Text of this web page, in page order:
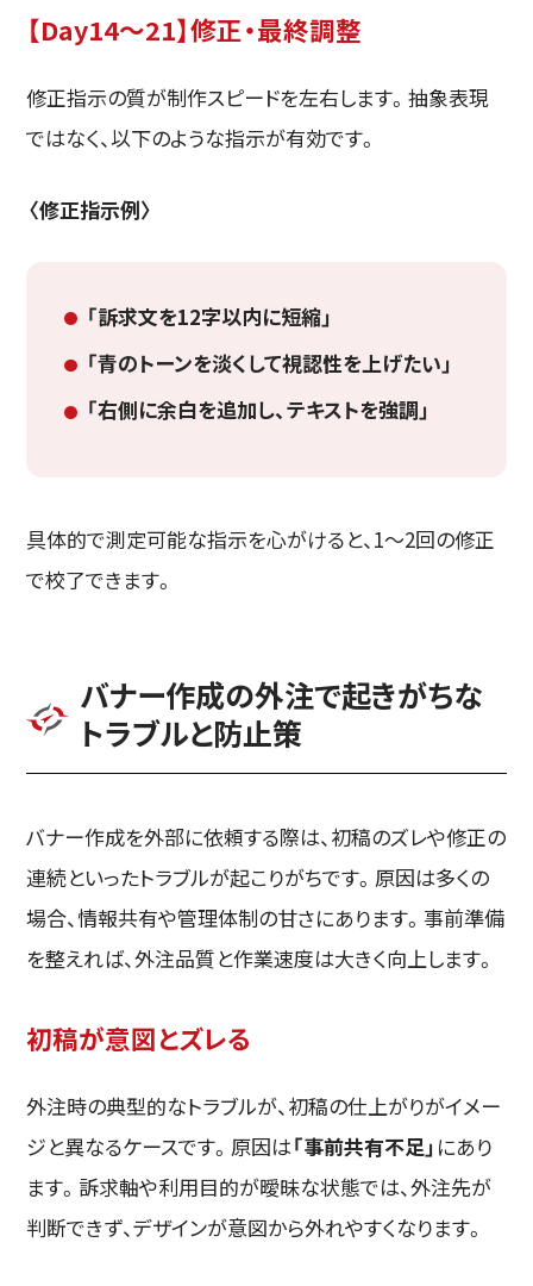
【Day14〜21】修正・最終調整
修正指示の質が制作スピードを左右します。抽象表現
ではなく、以下のような指示が有効です。
〈修正指示例〉
「訴求文を12字以内に短縮」
「青のトーンを淡くして視認性を上げたい」
「右側に余白を追加し、テキストを強調」
具体的で測定可能な指示を心がけると、1〜2回の修正
で校了できます。
バナー作成の外注で起きがちな
トラブルと防止策
バナー作成を外部に依頼する際は、初稿のズレや修正の
連続といったトラブルが起こりがちです。原因は多くの
場合、情報共有や管理体制の甘さにあります。事前準備
を整えれば、外注品質と作業速度は大きく向上します。
初稿が意図とズレる
外注時の典型的なトラブルが、初稿の仕上がりがイメー
ジと異なるケースです。原因は「事前共有不足」 にあり
ます。訴求軸や利用目的が曖昧な状態では、外注先が
判断できず、デザインが意図から外れやすくなります。